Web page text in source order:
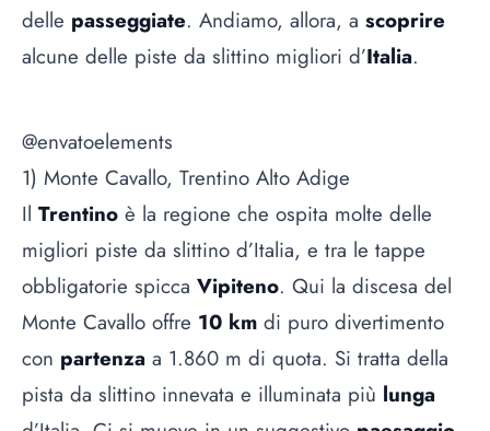
delle passeggiate. Andiamo, allora, a scoprire
alcune delle piste da slittino migliori d’Italia.
@envatoelements
1) Monte Cavallo, Trentino Alto Adige
Il Trentino è la regione che ospita molte delle
migliori piste da slittino d’Italia, e tra le tappe
obbligatorie spicca Vipiteno. Qui la discesa del
Monte Cavallo offre 10 km di puro divertimento
con partenza a 1.860 m di quota. Si tratta della
pista da slittino innevata e illuminata più lunga